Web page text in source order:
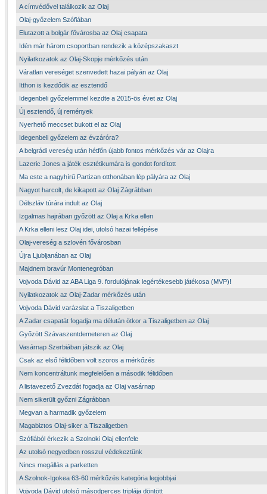
A címvédővel találkozik az Olaj
Olaj-győzelem Szófiában
Elutazott a bolgár fővárosba az Olaj csapata
Idén már három csoportban rendezik a középszakaszt
Nyilatkozatok az Olaj-Skopje mérkőzés után
Váratlan vereséget szenvedett hazai pályán az Olaj
Itthon is kezdődik az esztendő
Idegenbeli győzelemmel kezdte a 2015-ös évet az Olaj
Új esztendő, új remények
Nyerhető meccset bukott el az Olaj
Idegenbeli győzelem az évzáróra?
A belgrádi vereség után hétfőn újabb fontos mérkőzés vár az Olajra
Lazeric Jones a játék esztétikumára is gondot fordított
Ma este a nagyhírű Partizan otthonában lép pályára az Olaj
Nagyot harcolt, de kikapott az Olaj Zágrábban
Délszláv túrára indult az Olaj
Izgalmas hajrában győzött az Olaj a Krka ellen
A Krka elleni lesz Olaj idei, utolsó hazai fellépése
Olaj-vereség a szlovén fővárosban
Újra Ljubljanában az Olaj
Majdnem bravúr Montenegróban
Vojvoda Dávid az ABA Liga 9. fordulójának legértékesebb játékosa (MVP)!
Nyilatkozatok az Olaj-Zadar mérkőzés után
Vojvoda Dávid varázslat a Tiszaligetben
A Zadar csapatát fogadja ma délután ötkor a Tiszaligetben az Olaj
Győzött Szávaszentdemeteren az Olaj
Vasárnap Szerbiában játszik az Olaj
Csak az első félidőben volt szoros a mérkőzés
Nem koncentráltunk megfelelően a második félidőben
A listavezető Zvezdát fogadja az Olaj vasárnap
Nem sikerült győzni Zágrábban
Megvan a harmadik győzelem
Magabiztos Olaj-siker a Tiszaligetben
Szófiából érkezik a Szolnoki Olaj ellenfele
Az utolsó negyedben rosszul védekeztünk
Nincs megállás a parketten
A Szolnok-Igokea 63-60 mérkőzés kategória legjobbjai
Vojvoda Dávid utolsó másodperces triplája döntött